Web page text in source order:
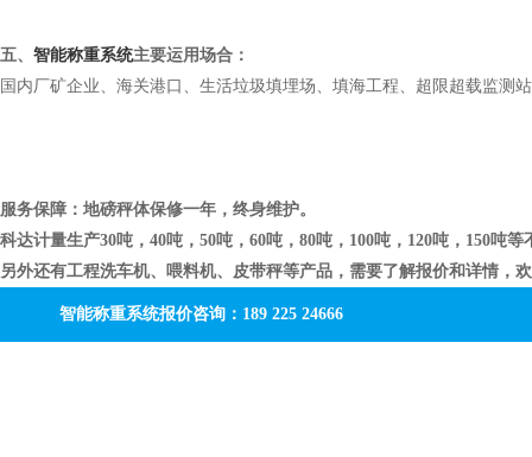
五、 智能称重系统主要运用场合：
国内厂矿企业、海关港口、生活垃圾填埋场、填海工程、超限超载监测
服务保障：地磅秤体保修一年，终身维护。
科达计量生产30吨，40吨，50吨，60吨，80吨，100吨，120吨，150吨
另外还有工程洗车机、喂料机、皮带秤等产品，需要了解报价和详情，
智能称重系统报价咨询：189 225 24666